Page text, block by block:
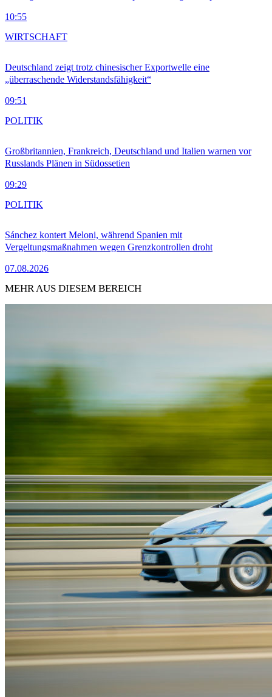
10:55
Deutschland zeigt trotz chinesischer Exportwelle eine
„überraschende Widerstandsfähigkeit“
09:51
WIRTSCHAFT
Großbritannien, Frankreich, Deutschland und Italien warnen vor
Russlands Plänen in Südossetien
09:29
POLITIK
Sánchez kontert Meloni, während Spanien mit
Vergeltungsmaßnahmen wegen Grenzkontrollen droht
07.08.2026
POLITIK
MEHR AUS DIESEM BEREICH